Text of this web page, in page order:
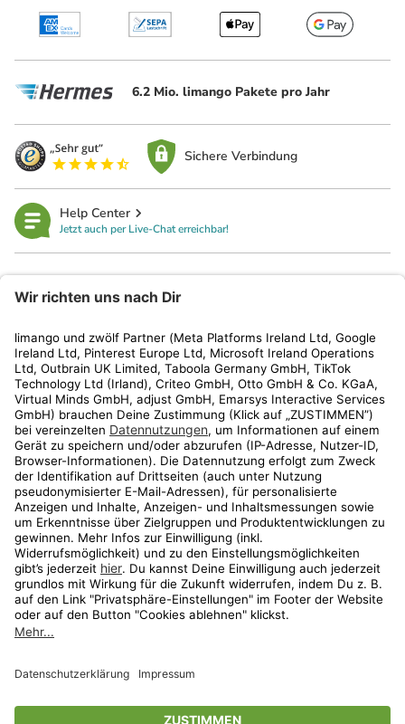
6.2 Mio. limango Pakete pro Jahr
Sichere Verbindung
Help Center
Jetzt auch per Live-Chat erreichbar!
Kundenservice
Shop
Aktionen
Travel